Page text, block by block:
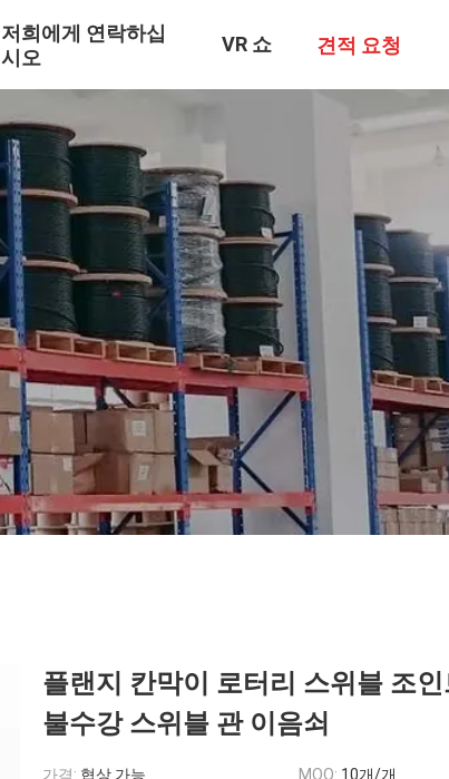
저희에게 연락하십
시오
VR 쇼 견적 요청
플랜지 칸막이 로터리 스위블 조
불수강 스위블 관 이음쇠
가격: 협상 가능 MOQ: 10개/개